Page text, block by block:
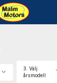
3. Välj
årsmodell